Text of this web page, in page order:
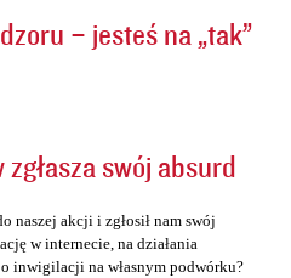
– jesteś na „tak”
swój absurd
naszej akcji i zgłosił nam swój
w internecie, na działania
inwigilacji na własnym podwórku?